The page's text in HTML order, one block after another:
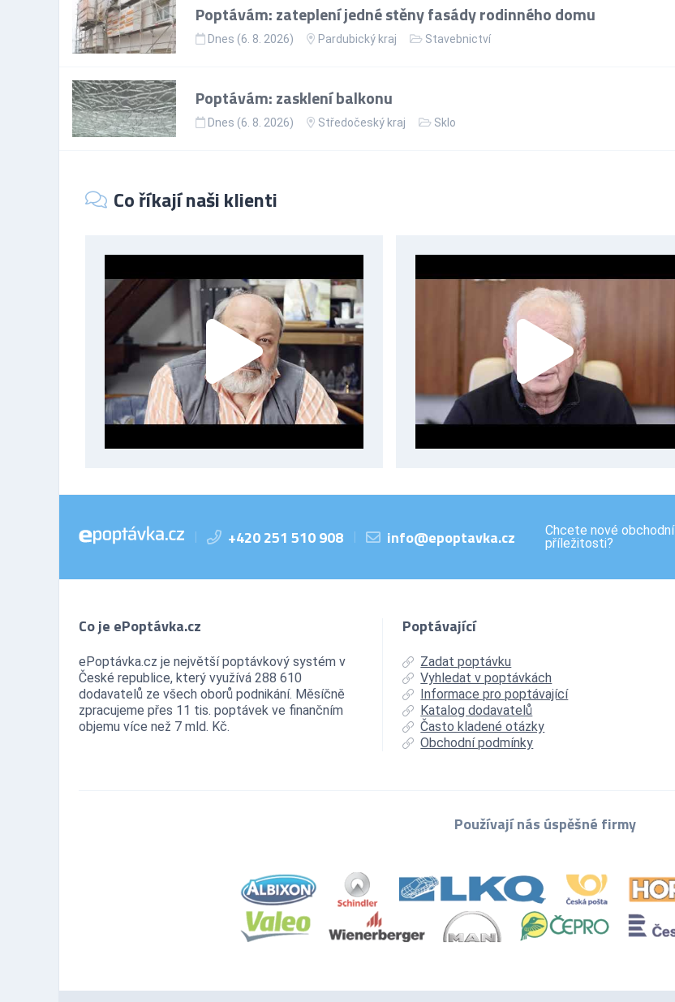
Poptávám: zateplení jedné stěny fasády rodinného domu
Dnes (6. 8. 2026) Pardubický kraj Stavebnictví
Poptávám: zasklení balkonu
Dnes (6. 8. 2026) Středočeský kraj Sklo
Co říkají naši klienti
| +420 251 510 908 | info@epoptavka.cz
Chcete nové obchodní
příležitosti?
Co je ePoptávka.cz
ePoptávka.cz je největší poptávkový systém v
České republice, který využívá 288 610
dodavatelů ze všech oborů podnikání. Měsíčně
zpracujeme přes 11 tis. poptávek ve finančním
objemu více než 7 mld. Kč.
Poptávající
Zadat poptávku
Vyhledat v poptávkách
Informace pro poptávající
Katalog dodavatelů
Často kladené otázky
Obchodní podmínky
Používají nás úspěšné firmy